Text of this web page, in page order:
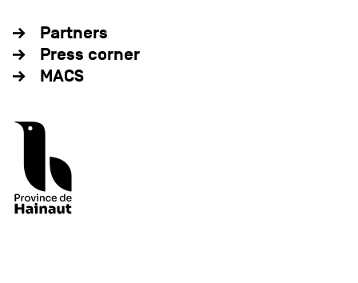
Partners
Press corner
MACS